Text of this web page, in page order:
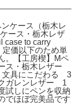
ケース（栃木レ
ース・栃木レザ
case to carry
定価以下のため単
。【工房楔】Mペ
ス・栃木レザー
文具にこだわる 3
ガレンレザー 1
試しにペンを収納
でほぼ完美品です